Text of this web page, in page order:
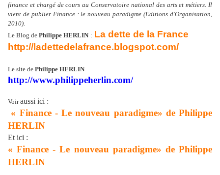
finance et chargé de cours au Conservatoire national des arts et métiers. Il
vient de publier Finance : le nouveau paradigme (Editions d'Organisation,
2010).
Le Blog de Philippe HERLIN : La dette de la France
http:// ladettedel afrance.blogspot.com/
Le site de Philippe HERLIN
http://www.philippeherlin.com/
Voiraussi ici :
« Finance - Le nouveau paradigme» de Philippe
HERLIN
Et ici :
« Finance - Le nouveau paradigme» de Philippe
HERLIN